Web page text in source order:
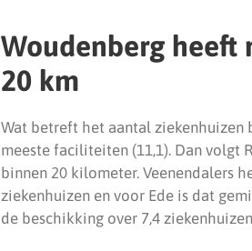
Woudenberg heeft
20 km
Wat betreft het aantal ziekenhuizen
meeste faciliteiten (11,1). Dan volgt
binnen 20 kilometer. Veenendalers
ziekenhuizen en voor Ede is dat
de beschikking over 7,4